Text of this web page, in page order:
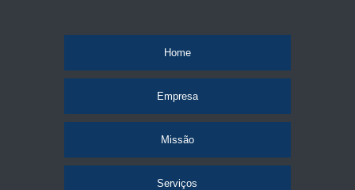
Home
Empresa
Missão
Serviços